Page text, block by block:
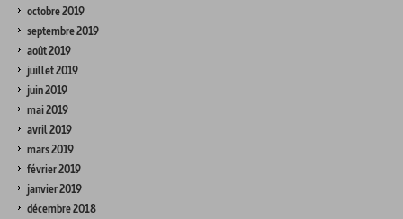
octobre 2019
septembre 2019
août 2019
juillet 2019
juin 2019
mai 2019
avril 2019
mars 2019
février 2019
janvier 2019
décembre 2018